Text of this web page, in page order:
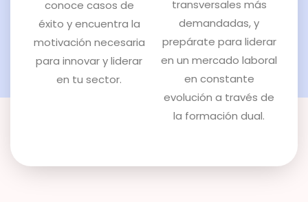
conoce casos de
éxito y encuentra la
motivación necesaria
para innovar y liderar
en tu sector.
transversales más
demandadas, y
prepárate para liderar
en un mercado laboral
en constante
evolución a través de
la formación dual.